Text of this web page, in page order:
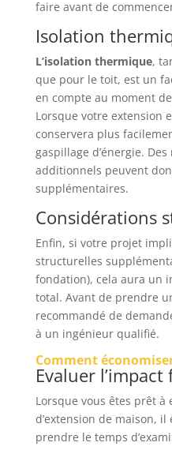
faire avant de
Isolation
L’isolation thermique,
que pour le toit, est un
en compte au moment
Lorsque votre extension
conservera plus
gaspillage d’énergie.
additionnels peuvent
supplémentaires.
Considérations
Enfin, si votre projet
structurelles
fondation), cela aura un
total. Avant de prendre
recommandé de
à un ingénieur qualifié.
Comment
Evaluer
Lorsque vous êtes prêt
d’extension de maison,
prendre le temps